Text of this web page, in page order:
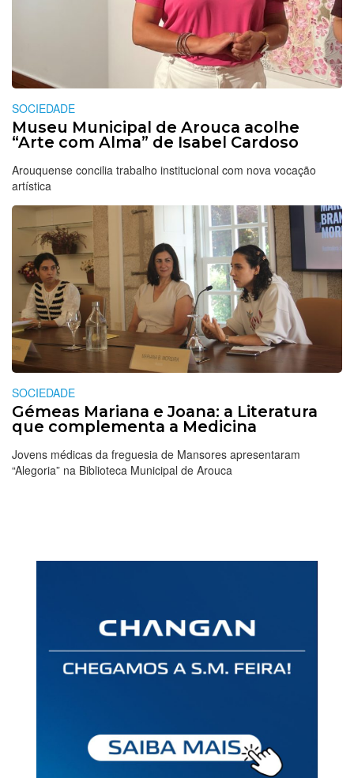
SOCIEDADE
Museu Municipal de Arouca acolhe
“Arte com Alma” de Isabel Cardoso
Arouquense concilia trabalho institucional com nova vocação
artística
SOCIEDADE
Gémeas Mariana e Joana: a Literatura
que complementa a Medicina
Jovens médicas da freguesia de Mansores apresentaram
“Alegoria” na Biblioteca Municipal de Arouca